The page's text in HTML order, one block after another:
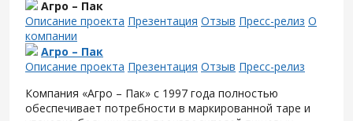
Агро – Пак
Описание проекта Презентация Отзыв Пресс-релиз О
компании
Агро – Пак
Описание проекта Презентация Отзыв Пресс-релиз
Компания «Агро – Пак» с 1997 года полностью
обеспечивает потребности в маркированной таре и